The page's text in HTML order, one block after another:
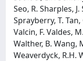
Seo, R. Sharples,
Sprayberry, T. Tan,
Valcin, F. Valdes,
Walther, B. Wang,
Weaverdyck, R.H.